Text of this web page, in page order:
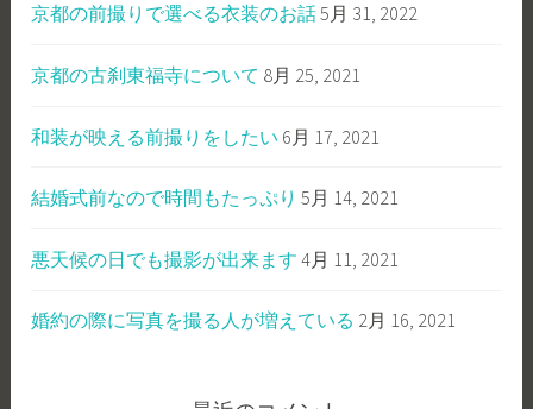
京都の前撮りで選べる衣装のお話5月 31, 2022
京都の古刹東福寺について 8月 25, 2021
和装が映える前撮りをしたい 6月 17, 2021
結婚式前なので時間もたっぷり 5月 14, 2021
悪天候の日でも撮影が出来ます 4月 11, 2021
婚約の際に写真を撮る人が増えている 2月 16, 2021